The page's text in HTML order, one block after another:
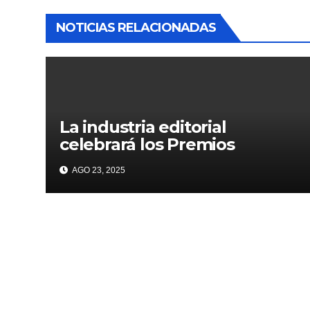
NOTICIAS RELACIONADAS
La industria editorial
celebrará los Premios
CANIEM 2025 el 12 de
noviembre
AGO 23, 2025